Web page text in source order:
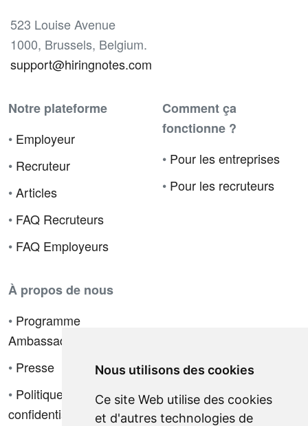
Nous utilisons des cookies
Ce site Web utilise des cookies
et d'autres technologies de
523 Louise Avenue
1000, Brussels, Belgium.
support@hiringnotes.com
Notre plateforme
• Employeur
• Recruteur
•Articles
• FAQ Recruteurs
• FAQ Employeurs
Comment ça
fonctionne ?
• Pour les entreprises
• Pour les recruteurs
À propos de nous
• Programme
Ambassadeur
• Presse
• Politique de
confidentialité